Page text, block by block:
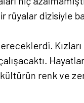
dizisiyle
renk ve